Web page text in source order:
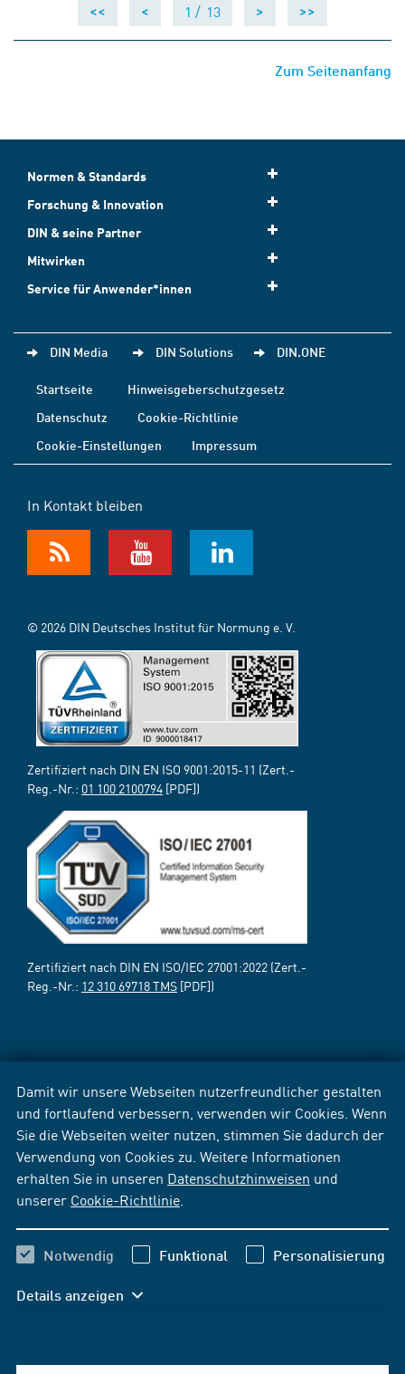
Damit wir unsere Webseiten nutzerfreundlicher gestalten
und fortlaufend verbessern, verwenden wir Cookies. Wenn
Sie die Webseiten weiter nutzen, stimmen Sie dadurch der
Verwendung von Cookies zu. Weitere Informationen
erhalten Sie in unseren Datenschutzhinweisen und
unserer Cookie-Richtlinie
Notwendig Funktional Personalisierung
Details anzeigen
<< < 1 / 13 > >>
Zum Seitenanfang
Normen & Standards
Forschung & Innovation
DIN & seine Partner
Mitwirken
Service für Anwender*innen
DIN Media DIN Solutions DIN.ONE
Startseite
Hinweisgeberschutzgesetz
Datenschutz
Cookie-Richtlinie
Cookie-Einstellungen
Impressum
In Kontakt bleiben
© 2026 DIN Deutsches Institut für Normung e. V.
Zertifiziert nach DIN EN ISO 9001:2015-11 (Zert.-
Reg.-Nr.: 01 100 2100794 [PDF])
Zertifiziert nach DIN EN ISO/IEC 27001:2022 (Zert.-
Reg.-Nr.: 12 310 69718 TMS [PDF])